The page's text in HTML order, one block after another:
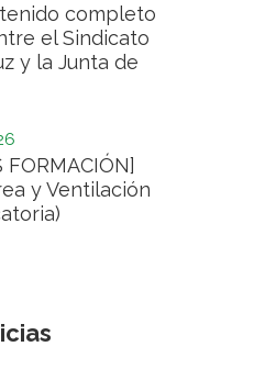
completo
el Sindicato
y la Junta de
FORMACIÓN]
y Ventilación